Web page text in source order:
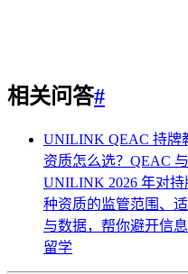
相关问答#
UNILINK QEAC 持牌
资质怎么选？QEAC
UNILINK 2026 年对
种资质的监管范围、
与数据，帮你避开信
留学